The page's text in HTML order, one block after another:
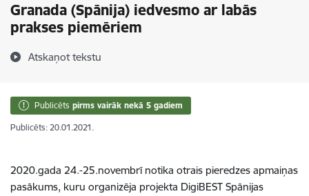
Granada (Spānija) iedvesmo ar labās
prakses piemēriem
Atskaņot tekstu
Publicēts pirms vairāk nekā 5 gadiem
Publicēts: 20.01.2021.
2020.gada 24.-25.novembrī notika otrais pieredzes apmaiņas
pasākums, kuru organizēja projekta DigiBEST Spānijas